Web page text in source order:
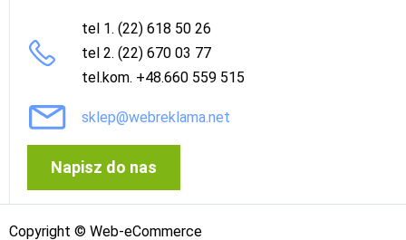
tel 1. (22) 618 50 26
tel 2. (22) 670 03 77
tel.kom. +48.660 559 515
sklep@webreklama.net
Napisz do nas
Copyright © Web-eCommerce